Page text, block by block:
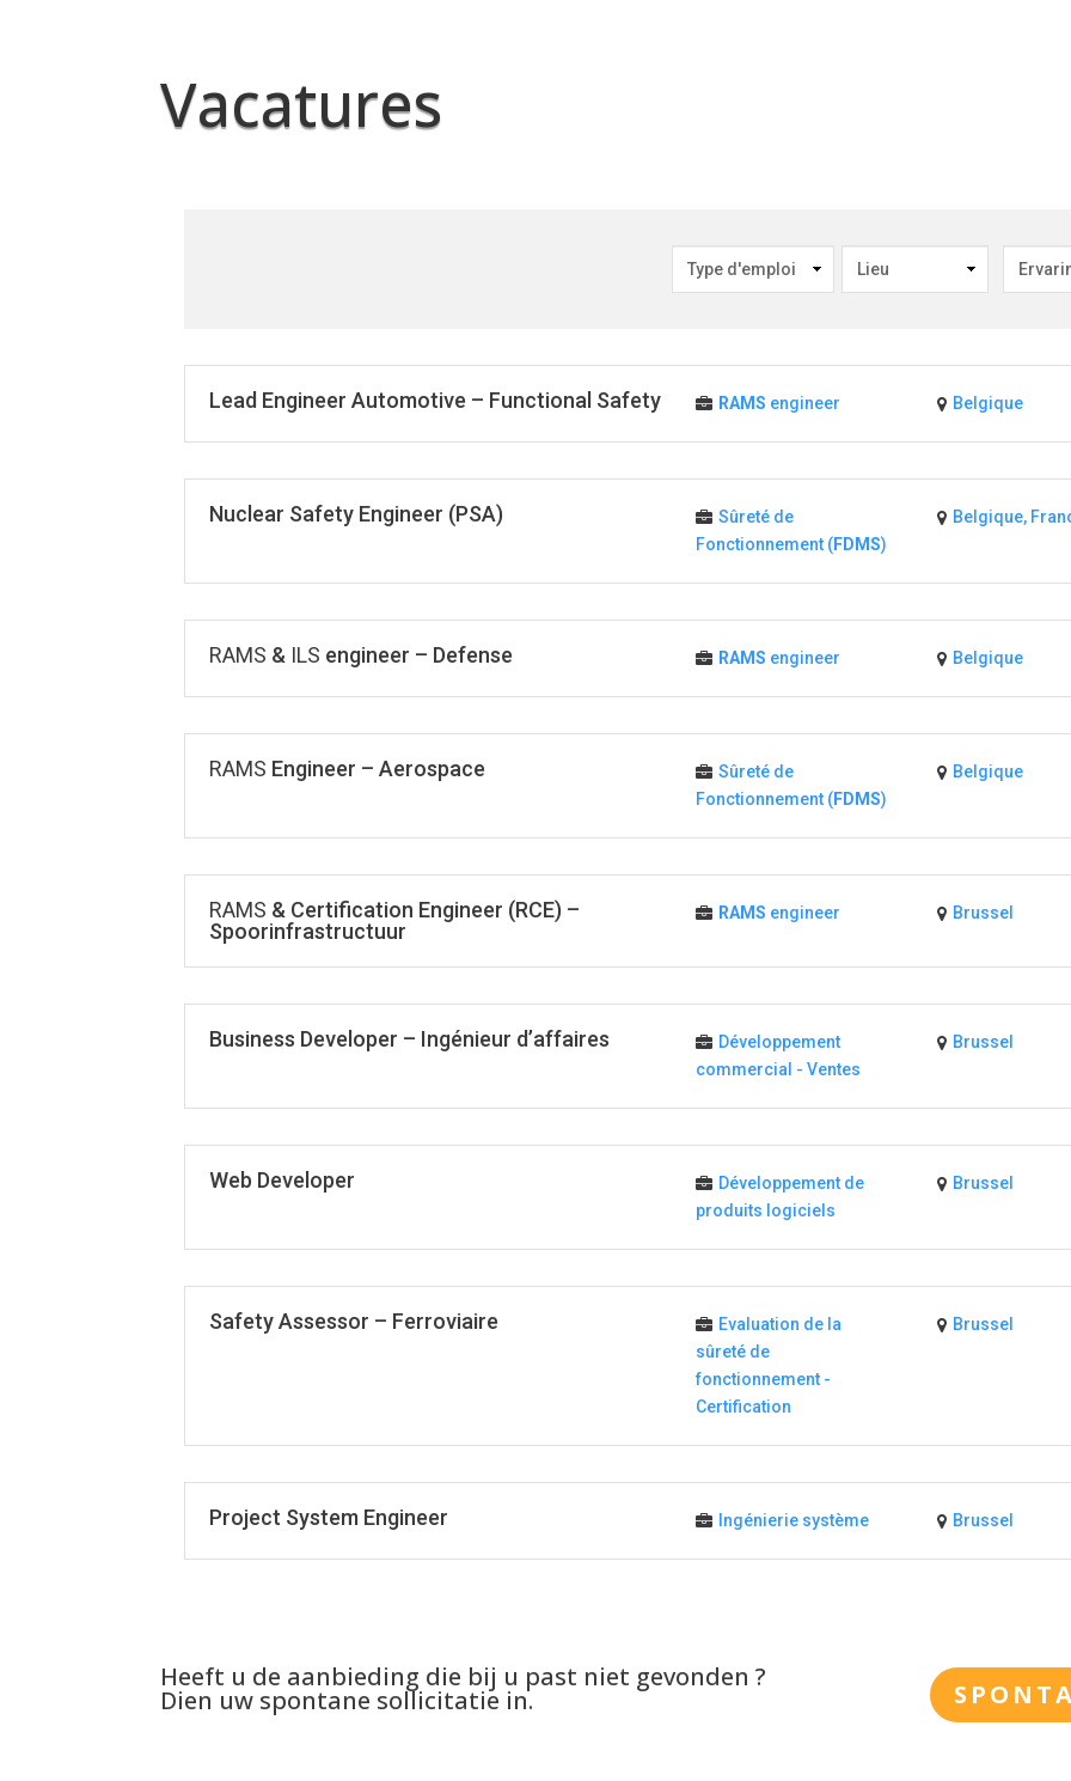
Vacatures
Lead Engineer Automotive – Functional Safety RAMS engineer Belgique
Nuclear Safety Engineer (PSA)
Sûreté de
Fonctionnement (FDMS)
Belgique,
RAMS & ILS engineer – Defense RAMS engineer Belgique
RAMS Engineer – Aerospace
Sûreté de
Fonctionnement (FDMS)
Belgique
RAMS & Certification Engineer (RCE) –
Spoorinfrastructuur
RAMS engineer Brussel
Business Developer – Ingénieur d’affaires
Développement
commercial - Ventes
Brussel
Web Developer
Développement de
produits logiciels
Brussel
Safety Assessor – Ferroviaire
Evaluation de la
sûreté de
fonctionnement -
Certification
Brussel
Project System Engineer Ingénierie système Brussel
Heeft u de aanbieding die bij u past niet gevonden ?
Dien uw spontane sollicitatie in.